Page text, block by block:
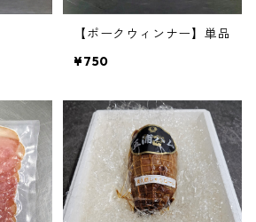
【ポークウィンナー】単品
¥750